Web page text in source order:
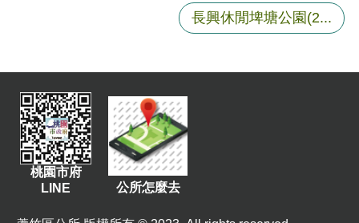
長興休閒埤塘公園(2...
桃園市府
LINE
公所怎麼去